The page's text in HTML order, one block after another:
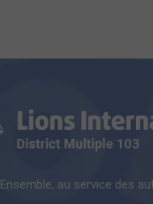
Ensemble, au service des